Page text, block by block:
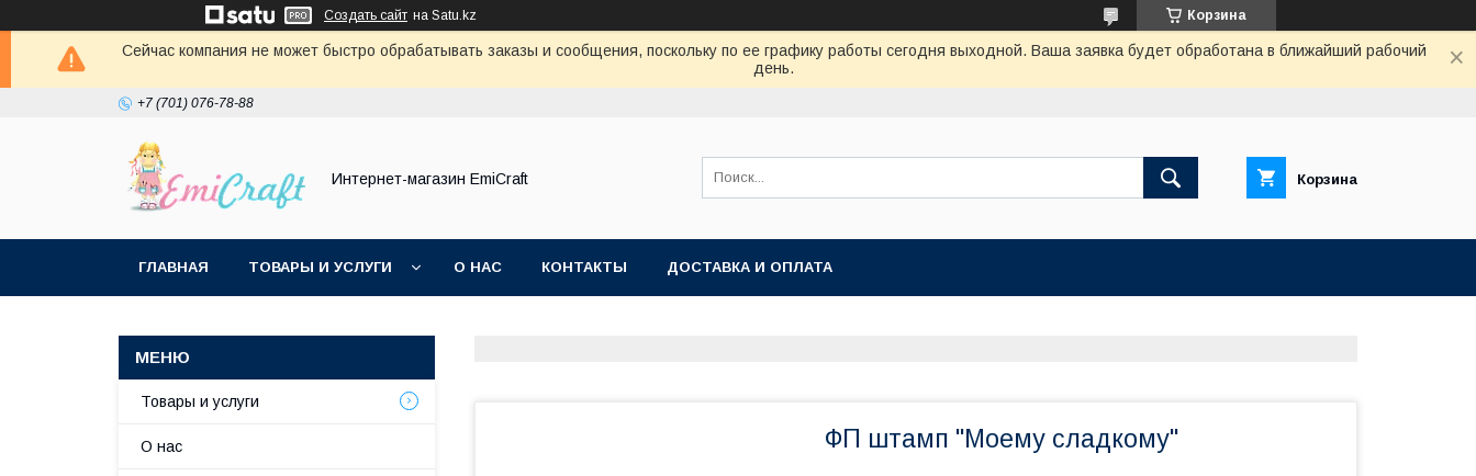
Создать сайт на Satu.kz Корзина
Сейчас компания не может быстро обрабатывать заказы и сообщения, поскольку по ее графику работы сегодня выходной. Ваша заявка будет обработана в ближайший рабочий
день.
+7 (701) 076-78-88
Интернет-магазин EmiCraft Корзина
ГЛАВНАЯ ТОВАРЫ И УСЛУГИ О НАС КОНТАКТЫ ДОСТАВКА И ОПЛАТА
ФП штамп "Моему сладкому"
Товары и услуги
О нас